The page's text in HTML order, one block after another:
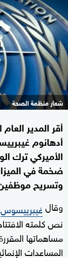
شعار منظمة الصحة
أقر المدير
أدهانوم
الأميركي ترك
ضخمة في
وتسريح
وقالغيبرييسوس
نص كلمته
المساعدات